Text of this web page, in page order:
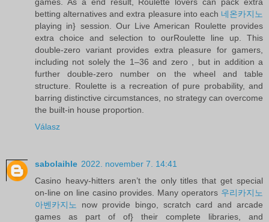
betting alternatives and extra pleasure into each 네온카지노
playing in} session. Our Live American Roulette provides
extra choice and selection to ourRoulette line up. This
double-zero variant provides extra pleasure for gamers,
including not solely the 1–36 and zero , but in addition a
further double-zero number on the wheel and table
structure. Roulette is a recreation of pure probability, and
barring distinctive circumstances, no strategy can overcome
the built-in house proportion.
Válasz
sabolaihle 2022. november 7. 14:41
Casino heavy-hitters aren’t the only titles that get special
on-line on line casino provides. Many operators 우리카지노
아벤카지노
now provide bingo, scratch card and arcade
games as part of of} their complete libraries, and